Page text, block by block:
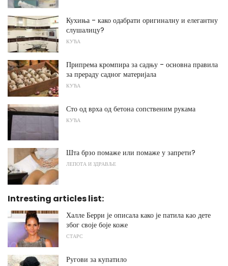
Кухиња - како одабрати оригиналну и елегантну
слушалицу?
КУЋА
Припрема кромпира за садњу - основна правила
за прераду садног материјала
КУЋА
Сто од врха од бетона сопственим рукама
КУЋА
Шта брзо помаже или помаже у запрети?
ЛЕПОТА И ЗДРАВЉЕ
Intresting articles list:
Халле Берри је описала како је патила као дете
због своје боје коже
СТАРС
Ругови за купатило